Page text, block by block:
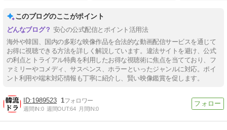
ァミリーコメディアニメ】
このブログのここがポイント
安心の公式配信とポイント活用法
海外や韓国、国内の多彩な映像作品を合法的な動画配信サービスを通じて
お得に視聴できる方法を詳しく解説しています。違法サイトを避け、公式
の利点とトライアル特典を利用したお得な視聴術に焦点を当てており、フ
ァミリーやコメディ、サスペンス、ホラーといったジャンルに対応。ポイ
ント利用や端末対応情報も丁寧に紹介し、賢い映像鑑賞を促します。
1989523 1
週間IN:0 週間OUT:64 月間IN:0